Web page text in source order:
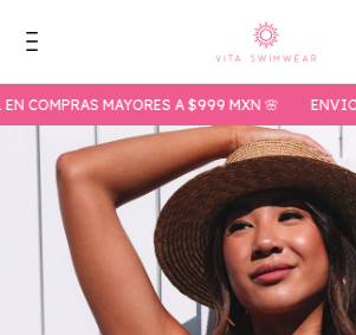
MAYORES A $999 MXN 🌸 ENVIO